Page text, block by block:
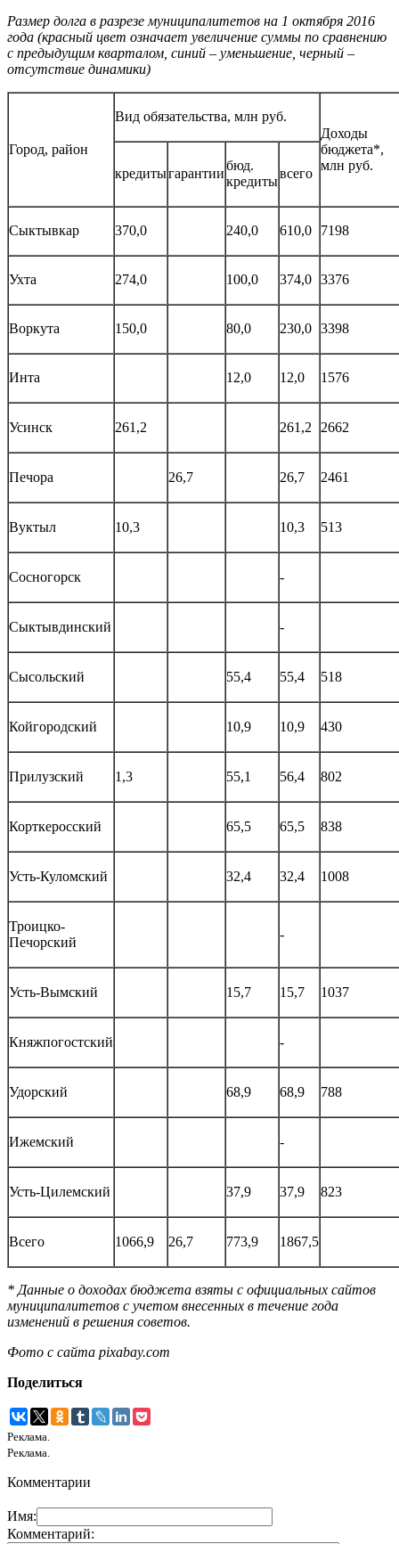
Размер долга в разрезе муниципалитетов на 1 октября 2016
года (красный цвет означает увеличение суммы по сравнению
с предыдущим кварталом, синий – уменьшение, черный –
отсутствие динамики)
Город, район
Вид обязательства, млн руб.
Доходы
бюджета*,
млн руб.
кредитыгарантии
бюд.
кредиты
всего
Сыктывкар 370,0 240,0 610,0 7198
Ухта 274,0 100,0 374,0 3376
Воркута 150,0 80,0 230,0 3398
Инта 12,0 12,0 1576
Усинск 261,2 261,2 2662
Печора 26,7 26,7 2461
Вуктыл 10,3 10,3 513
Сосногорск -
Сыктывдинский -
Сысольский 55,4 55,4 518
Койгородский 10,9 10,9 430
Прилузский 1,3 55,1 56,4 802
Корткеросский 65,5 65,5 838
Усть-Куломский 32,4 32,4 1008
Троицко-
Печорский
-
Усть-Вымский 15,7 15,7 1037
Княжпогостский -
Удорский 68,9 68,9 788
Ижемский -
Усть-Цилемский 37,9 37,9 823
Всего 1066,9 26,7 773,9 1867,5
* Данные о доходах бюджета взяты с официальных сайтов
муниципалитетов с учетом внесенных в течение года
изменений в решения советов.
Фото с сайта pixabay.com
Поделиться
Реклама.
Реклама.
Комментарии
Имя:
Комментарий: